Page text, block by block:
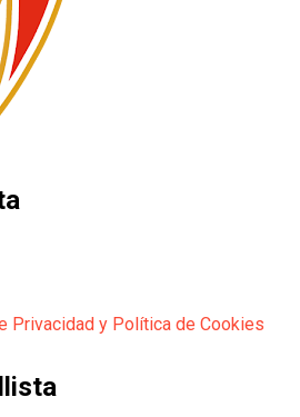
Privacidad y Política de Cookies